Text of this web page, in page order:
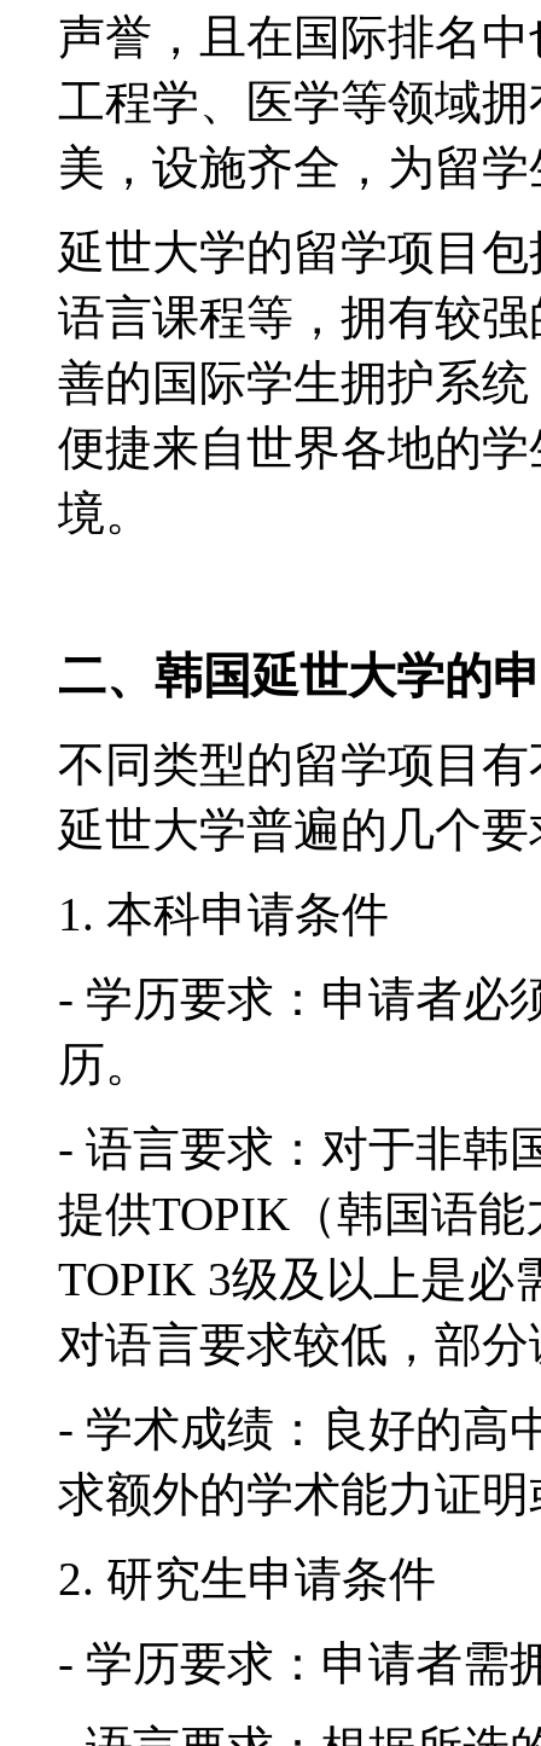
声誉，且在国际排名
工程学、医学等领域
美，设施齐全，为留
延世大学的留学项目
语言课程等，拥有较
善的国际学生拥护系
便捷来自世界各地的
境。
二、韩国延世大学的
不同类型的留学项目
延世大学普遍的几个要
1. 本科申请条件
- 学历要求：申请者必
历。
- 语言要求：对于非韩
提供TOPIK（韩国语
TOPIK 3级及以上是必
对语言要求较低，部
- 学术成绩：良好的高
求额外的学术能力证
2. 研究生申请条件
- 学历要求：申请者需